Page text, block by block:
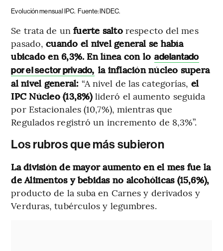
Evolución mensual IPC. Fuente: INDEC.
Se trata de un fuerte saltorespecto del mes
pasado,cuando el nivel general se había
ubicado en 6,3%. En línea con lo adelantado
por el sector privado, la inflación núcleo supera
al nivel general: “A nivel de las categorías, el
IPC Núcleo (13,8%)lideró el aumento seguida
por Estacionales (10,7%), mientras que
Regulados registró un incremento de 8,3%”.
Los rubros que más subieron
La división de mayor aumento en el mes fue la
de Alimentos y bebidas no alcohólicas (15,6%),
producto de la suba en Carnes y derivados y
Verduras, tubérculos y legumbres.